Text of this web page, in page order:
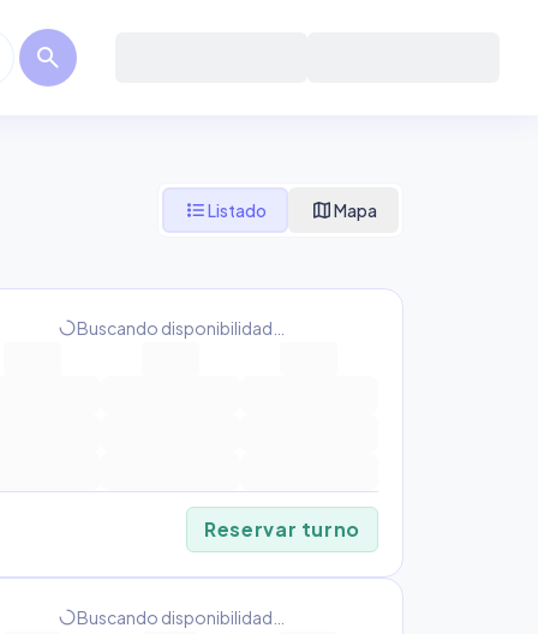
search
format_list_bulletedListado mapMapa
progress_activityBuscando disponibilidad…
Reservar turno
progress_activityBuscando disponibilidad…